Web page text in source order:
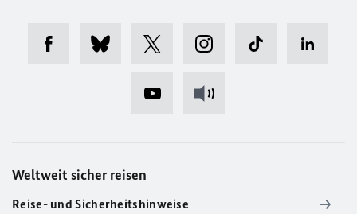
Weltweit sicher reisen
Reise- und Sicherheitshinweise